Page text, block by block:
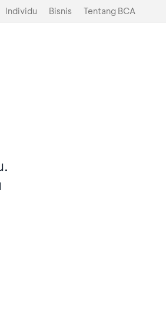
Individu Bisnis Tentang BCA